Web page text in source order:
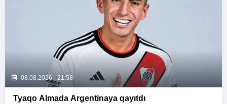
08.08.2026 - 21:58
Tyaqo Almada Argentinaya qayıtdı